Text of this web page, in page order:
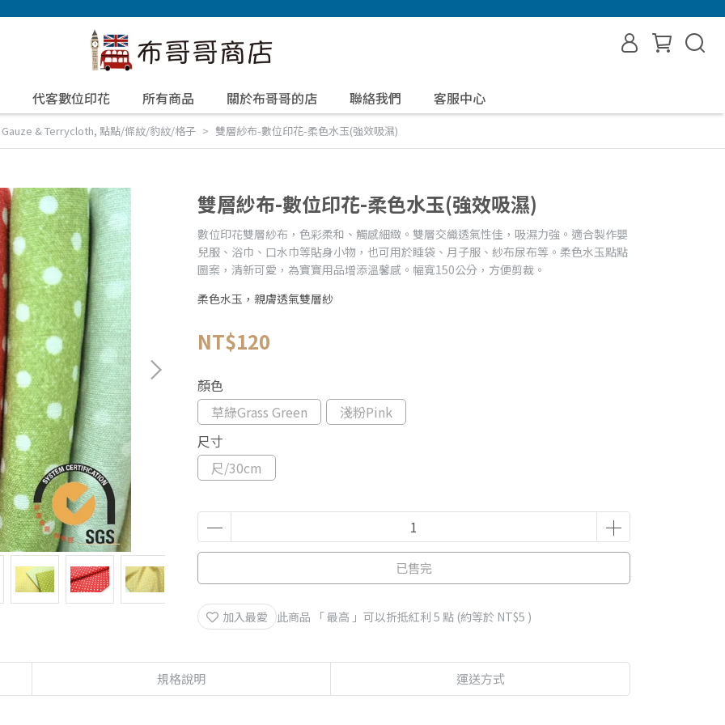
代客數位印花 所有商品 關於布哥哥的店 聯絡我們 客服中心
& Terrycloth, 點點/條紋/豹紋/格子 雙層紗布-數位印花-柔色水玉(強效吸濕)
雙層紗布-數位印花-柔色水玉(強效吸濕)
數位印花雙層紗布，色彩柔和、觸感細緻。雙層交織透氣性佳，吸濕力強。適合製作嬰
兒服、浴巾、口水巾等貼身小物，也可用於睡袋、月子服、紗布尿布等。柔色水玉點點
圖案，清新可愛，為寶寶用品增添溫馨感。幅寬150公分，方便剪裁。
柔色水玉，親膚透氣雙層紗
NT$120
顏色
草綠Grass Green
淺粉Pink
尺寸
尺/30cm
已售完
加入最愛 此商品 「 最高 」可以折抵紅利 5 點 (約等於 NT$5 )
規格說明 運送方式